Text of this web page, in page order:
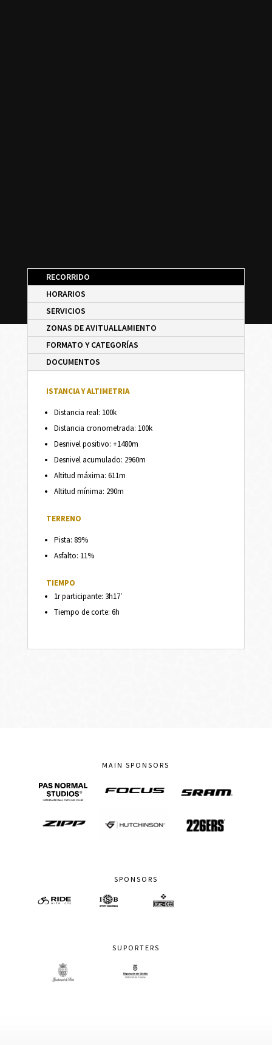
RECORRIDO
HORARIOS
SERVICIOS
ZONAS DE AVITUALLAMIENTO
FORMATO Y CATEGORÍAS
DOCUMENTOS
ISTANCIA Y ALTIMETRIA
Distancia real: 100k
Distancia cronometrada: 100k
Desnivel positivo: +1480m
Desnivel acumulado: 2960m
Altitud máxima: 611m
Altitud mínima: 290m
TERRENO
Pista: 89%
Asfalto: 11%
TIEMPO
1r participante: 3h17′
Tiempo de corte: 6h
MAIN SPONSORS
SPONSORS
SUPORTERS